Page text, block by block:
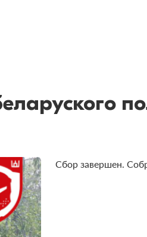
Сбор завершен.